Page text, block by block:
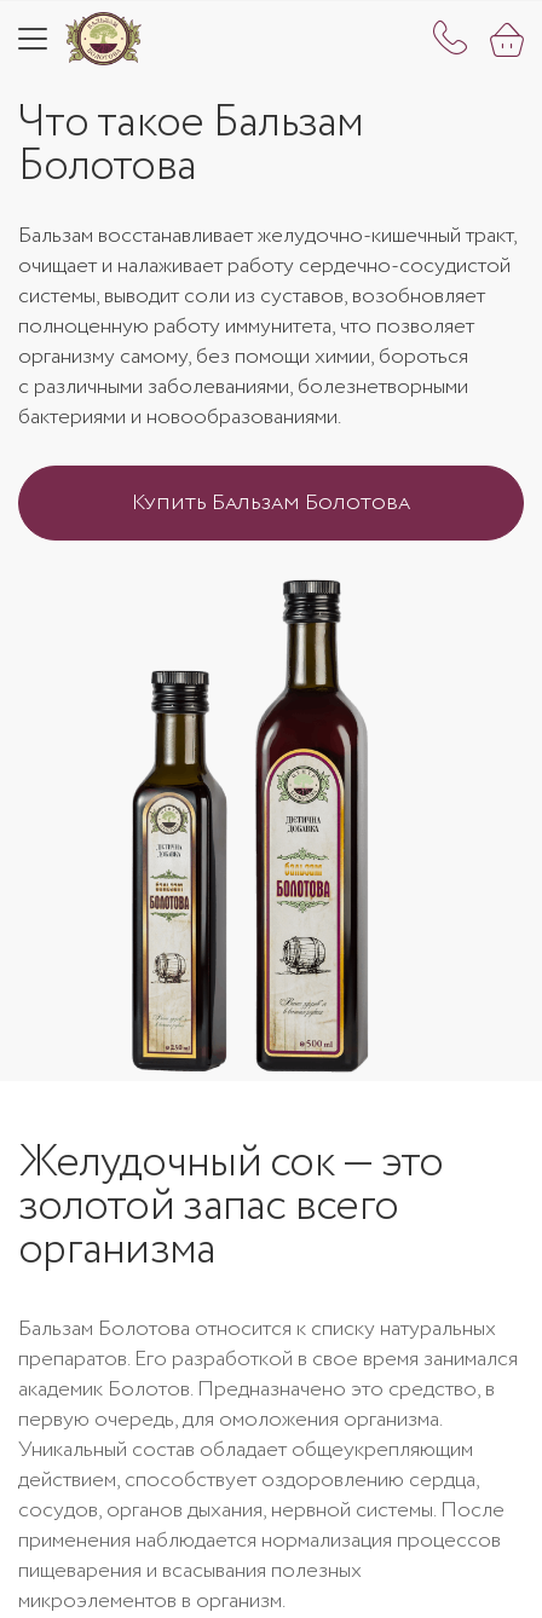
Что такое Бальзам
Болотова
Бальзам восстанавливает желудочно-кишечный тракт,
очищает и налаживает работу сердечно-сосудистой
системы, выводит соли из суставов, возобновляет
полноценную работу иммунитета, что позволяет
организму самому, без помощи химии, бороться
с различными заболеваниями, болезнетворными
бактериями и новообразованиями.
Купить Бальзам Болотова
Желудочный сок — это
золотой запас всего
организма
Бальзам Болотова относится к списку натуральных
препаратов. Его разработкой в свое время занимался
академик Болотов. Предназначено это средство, в
первую очередь, для омоложения организма.
Уникальный состав обладает общеукрепляющим
действием, способствует оздоровлению сердца,
сосудов, органов дыхания, нервной системы. После
применения наблюдается нормализация процессов
пищеварения и всасывания полезных
микроэлементов в организм.